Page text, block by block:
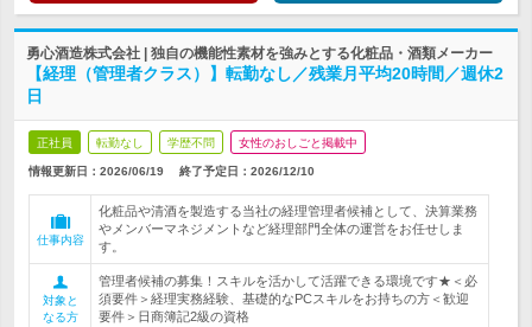
勇心酒造株式会社 | 独自の機能性素材を強みとする化粧品・酒類メーカー
【経理（管理者クラス）】転勤なし／残業月平均20時間／週休2
日
正社員 転勤なし 学歴不問 女性のおしごと掲載中
情報更新日：2026/06/19 終了予定日： 2026/12/10
仕事内容
化粧品や清酒を製造する当社の経理管理者候補として、決算業務
やメンバーマネジメントなど経理部門全体の運営をお任せしま
す。
対象と
なる方
管理者候補の募集！スキルを活かして活躍できる環境です★＜必
須要件＞経理実務経験、基礎的なPCスキルをお持ちの方＜歓迎
要件＞日商簿記2級の資格